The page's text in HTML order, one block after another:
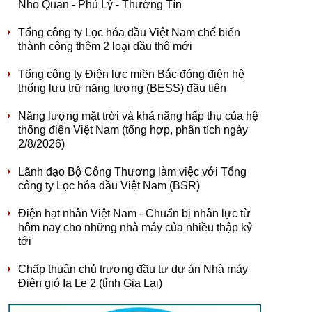
Nho Quan - Phủ Lý - Thường Tín
Tổng công ty Lọc hóa dầu Việt Nam chế biến
thành công thêm 2 loại dầu thô mới
Tổng công ty Điện lực miền Bắc đóng điện hệ
thống lưu trữ năng lượng (BESS) đầu tiên
Năng lượng mặt trời và khả năng hấp thụ của hệ
thống điện Việt Nam (tổng hợp, phân tích ngày
2/8/2026)
Lãnh đạo Bộ Công Thương làm việc với Tổng
công ty Lọc hóa dầu Việt Nam (BSR)
Điện hạt nhân Việt Nam - Chuẩn bị nhân lực từ
hôm nay cho những nhà máy của nhiều thập kỷ
tới
Chấp thuận chủ trương đầu tư dự án Nhà máy
Điện gió Ia Le 2 (tỉnh Gia Lai)